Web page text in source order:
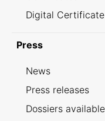
Digital
Press
News
Press releases
Dossiers available